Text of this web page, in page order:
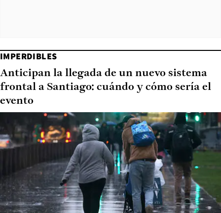
IMPERDIBLES
Anticipan la llegada de un nuevo sistema
frontal a Santiago: cuándo y cómo sería el
evento